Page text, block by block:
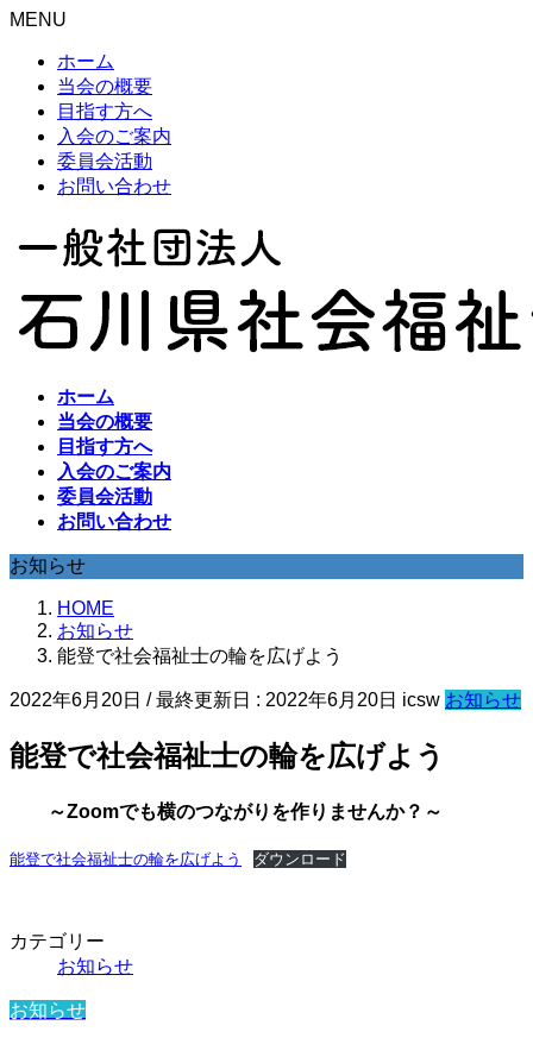
MENU
ホーム
当会の概要
目指す方へ
入会のご案内
委員会活動
お問い合わせ
ホーム
当会の概要
目指す方へ
入会のご案内
委員会活動
お問い合わせ
お知らせ
HOME
お知らせ
能登で社会福祉士の輪を広げよう
2022年6月20日 / 最終更新日 : 2022年6月20日 icsw お知らせ
能登で社会福祉士の輪を広げよう
～Zoomでも横のつながりを作りませんか？～
能登で社会福祉士の輪を広げよう ダウンロード
カテゴリー
お知らせ
お知らせ